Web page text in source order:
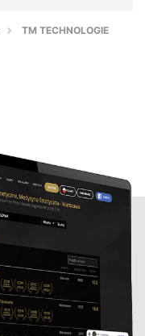
TM TECHNOLOGIE